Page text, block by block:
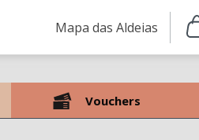
Mapa das Aldeias
Vouchers